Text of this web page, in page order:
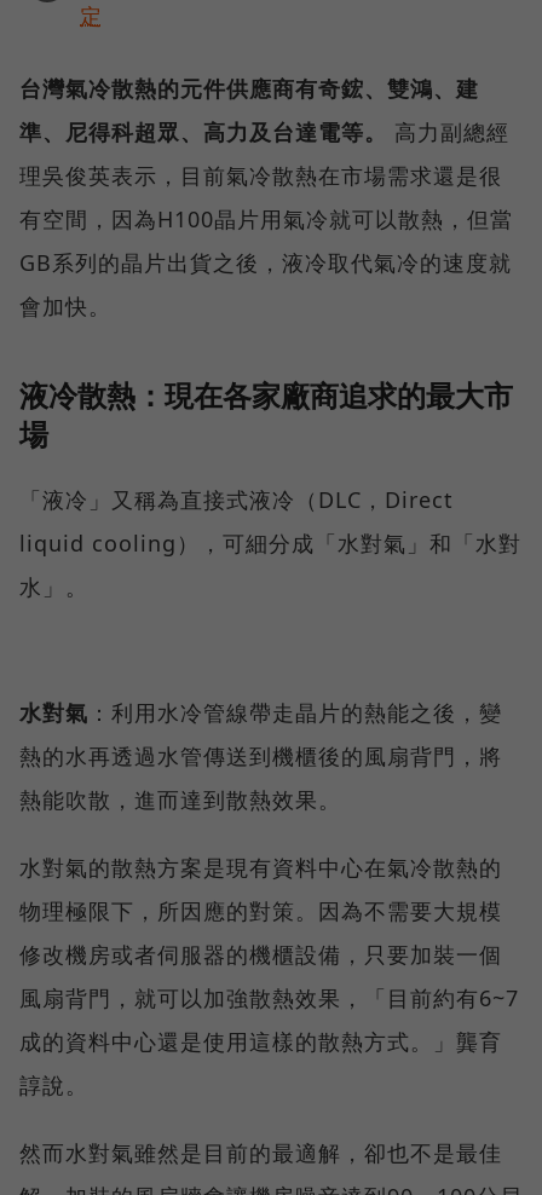
定
台灣氣冷散熱的元件供應商有奇鋐、雙鴻、建
準、尼得科超眾、高力及台達電等。
高力副總經
理吳俊英表示，目前氣冷散熱在市場需求還是很
有空間，因為H100晶片用氣冷就可以散熱，但當
GB系列的晶片出貨之後，液冷取代氣冷的速度就
會加快。
液冷散熱：現在各家廠商追求的最大市
場
「液冷」又稱為直接式液冷（DLC，Direct
liquid cooling），可細分成「水對氣」和「水對
水」。
水對氣 ：利用水冷管線帶走晶片的熱能之後，變
熱的水再透過水管傳送到機櫃後的風扇背門，將
熱能吹散，進而達到散熱效果。
水對氣的散熱方案是現有資料中心在氣冷散熱的
物理極限下，所因應的對策。因為不需要大規模
修改機房或者伺服器的機櫃設備，只要加裝一個
風扇背門，就可以加強散熱效果，「目前約有6~7
成的資料中心還是使用這樣的散熱方式。」龔育
諄說。
然而水對氣雖然是目前的最適解，卻也不是最佳